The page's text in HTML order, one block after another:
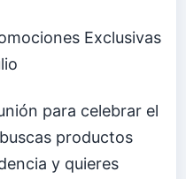
Exclusivas
para celebrar el
productos
y quieres